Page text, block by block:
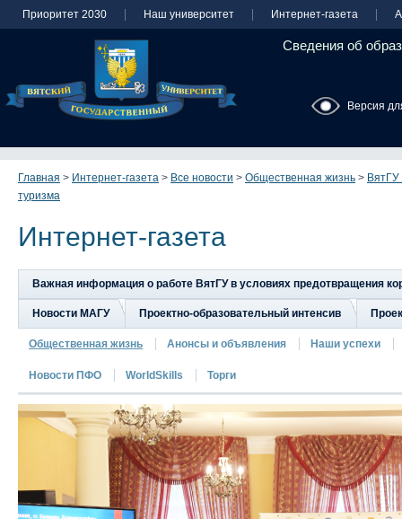
Приоритет 2030 Наш университет Интернет-газета
Сведения об
Версия
Главная > Интернет-газета > Все новости > Общественная жизнь >
туризма
Интернет-газета
Важная информация о работе ВятГУ в условиях предотвращения
Новости МАГУ Проектно-образовательный интенсив
Общественная жизнь Анонсы и объявления Наши успехи
Новости ПФО WorldSkills Торги